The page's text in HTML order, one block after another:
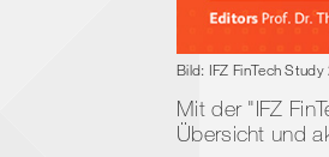
Bild: IFZ FinTech
Mit der "IFZ
Übersicht und